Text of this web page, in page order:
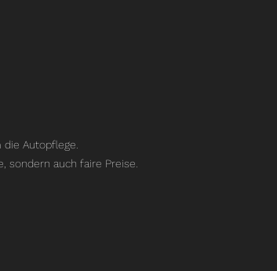
Autopflege.
sondern auch faire Preise.